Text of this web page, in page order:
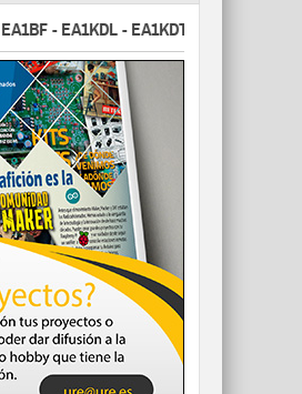
- EA1KDL - EA1KDT - EA2FBJ -